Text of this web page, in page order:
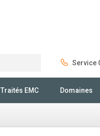
Service
Traités EMC Domaines